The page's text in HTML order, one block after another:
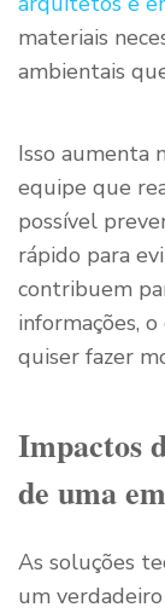
materiais
ambientais
Isso aumenta
equipe que
possível
rápido para
contribuem
informações,
quiser fazer
Impactos
de uma
As soluções
um